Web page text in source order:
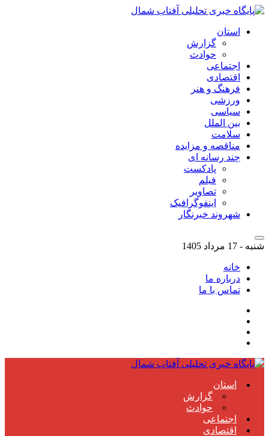
استان
گزارش
حوادث
اجتماعی
اقتصادی
فرهنگ و هنر
ورزشی
سیاسی
بین الملل
سلامت
مناقصه و مزایده
چند رسانه ای
پادکست
فیلم
تصاویر
اینفوگرافیک
شهروند خبرنگار
شنبه - 17 مرداد 1405
خانه
درباره ما
تماس با ما
استان
گزارش
حوادث
اجتماعی
اقتصادی